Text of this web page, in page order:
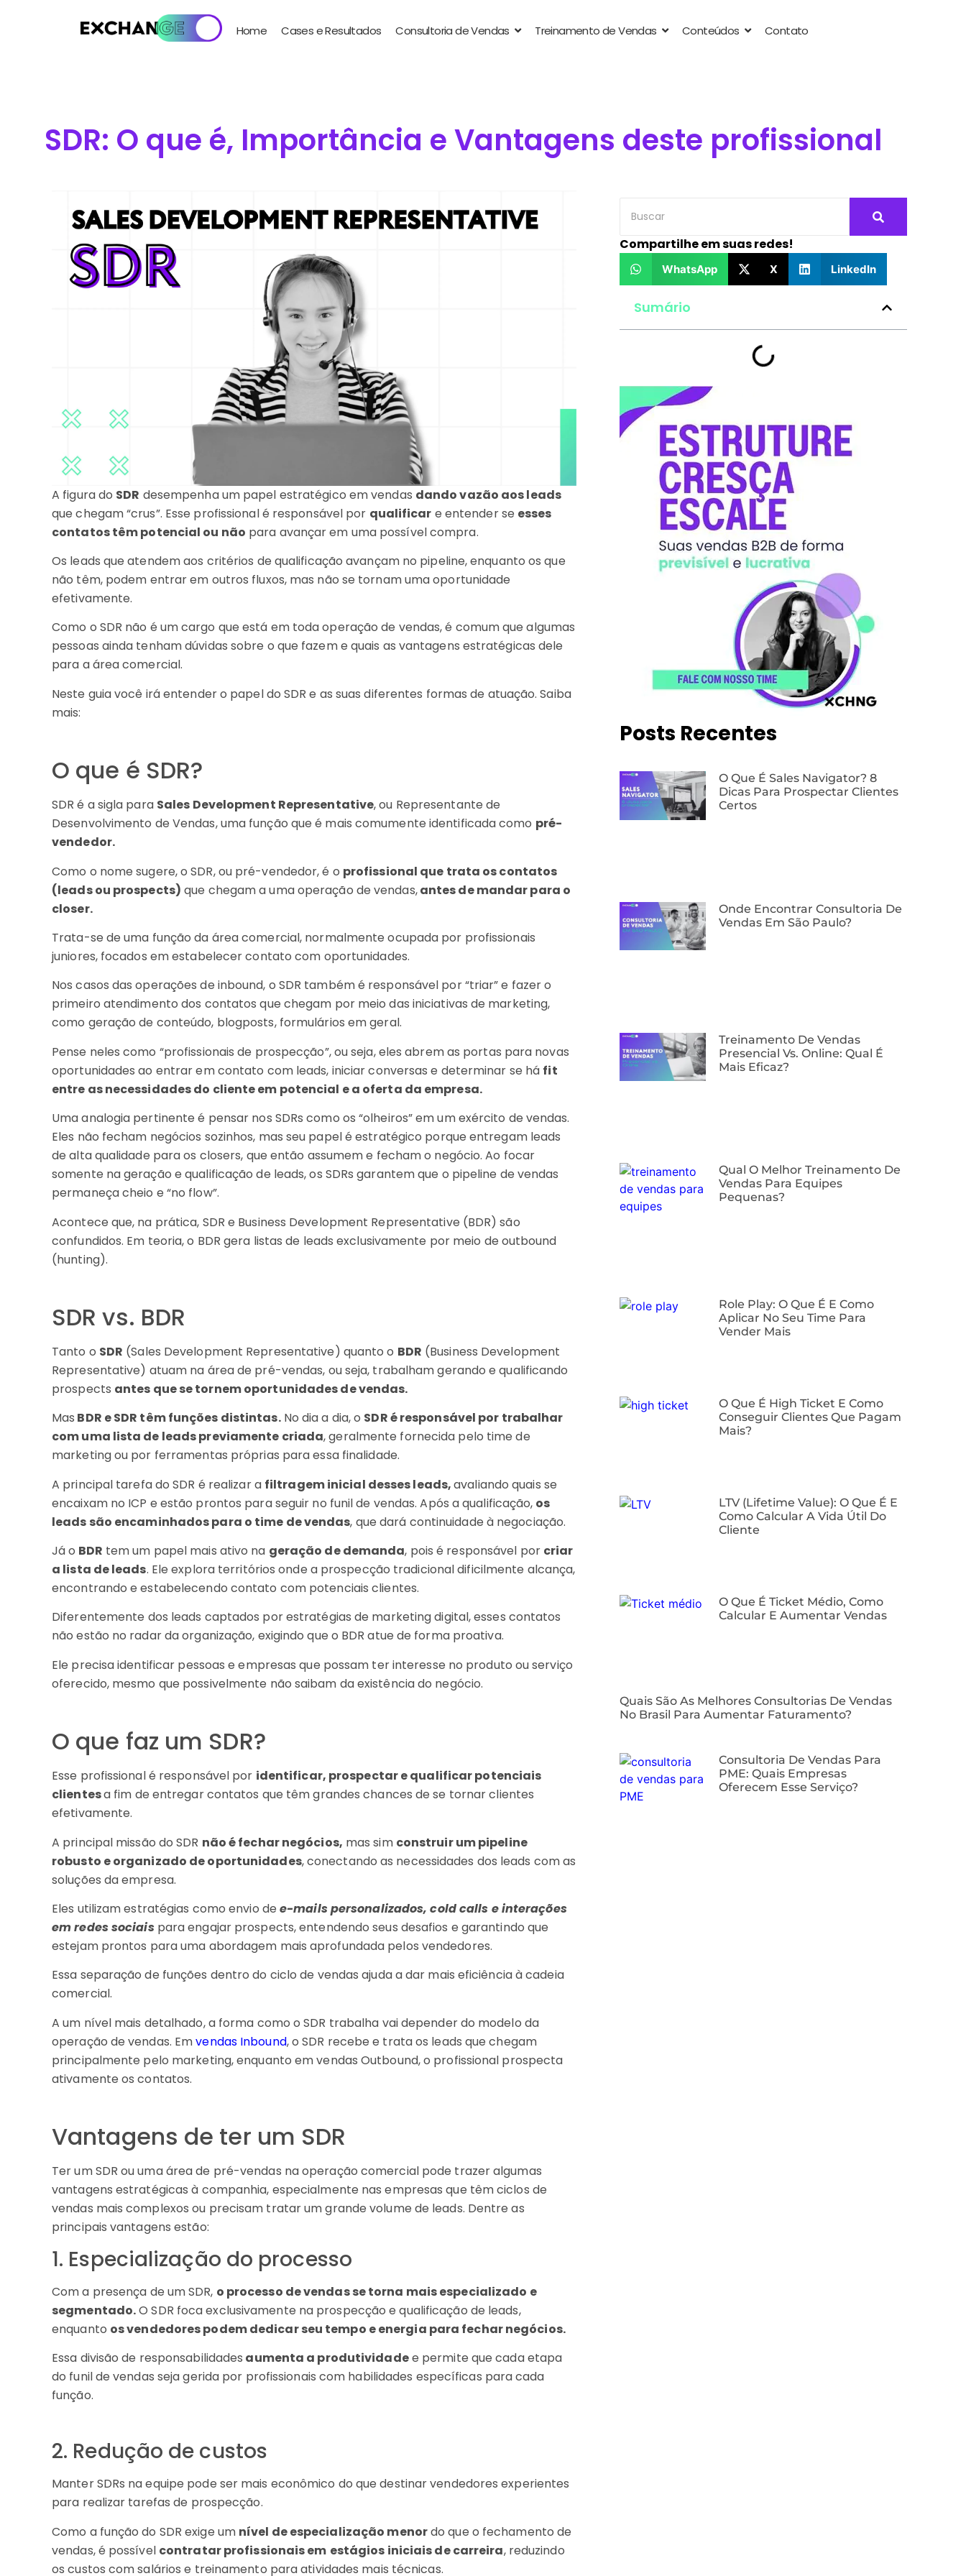
Home Cases e Resultados Consultoria de Vendas Treinamento de Vendas Conteúdos Contato
SDR: O que é, Importância e Vantagens deste profissional
A figura do SDR desempenha um papel estratégico em vendas dando vazão aos leads
que chegam “crus”. Esse profissional é responsável por qualificar e entender se esses
contatos têm potencial ou não para avançar em uma possível compra.
Os leads que atendem aos critérios de qualificação avançam no pipeline, enquanto os que
não têm, podem entrar em outros fluxos, mas não se tornam uma oportunidade
efetivamente.
Como o SDR não é um cargo que está em toda operação de vendas, é comum que algumas
pessoas ainda tenham dúvidas sobre o que fazem e quais as vantagens estratégicas dele
para a área comercial.
Neste guia você irá entender o papel do SDR e as suas diferentes formas de atuação. Saiba
mais:
O que é SDR?
SDR é a sigla para Sales Development Representative, ou Representante de
Desenvolvimento de Vendas, uma função que é mais comumente identificada como pré-
vendedor.
Como o nome sugere, o SDR, ou pré-vendedor, é o profissional que trata os contatos
(leads ou prospects) que chegam a uma operação de vendas,antes de mandar para o
closer.
Trata-se de uma função da área comercial, normalmente ocupada por profissionais
juniores, focados em estabelecer contato com oportunidades.
Nos casos das operações de inbound, o SDR também é responsável por “triar” e fazer o
primeiro atendimento dos contatos que chegam por meio das iniciativas de marketing,
como geração de conteúdo, blogposts, formulários em geral.
Pense neles como “profissionais de prospecção”, ou seja, eles abrem as portas para novas
oportunidades ao entrar em contato com leads, iniciar conversas e determinar se há fit
entre as necessidades do cliente em potencial e a oferta da empresa.
Uma analogia pertinente é pensar nos SDRs como os “olheiros” em um exército de vendas.
Eles não fecham negócios sozinhos, mas seu papel é estratégico porque entregam leads
de alta qualidade para os closers, que então assumem e fecham o negócio. Ao focar
somente na geração e qualificação de leads, os SDRs garantem que o pipeline de vendas
permaneça cheio e “no flow”.
Acontece que, na prática, SDR e Business Development Representative (BDR) são
confundidos. Em teoria, o BDR gera listas de leads exclusivamente por meio de outbound
(hunting).
SDR vs. BDR
Tanto o SDR (Sales Development Representative) quanto o BDR (Business Development
Representative) atuam na área de pré-vendas, ou seja, trabalham gerando e qualificando
prospects antes que se tornem oportunidades de vendas.
Mas BDR e SDR têm funções distintas.No dia a dia, o SDR é responsável por trabalhar
com uma lista de leads previamente criada, geralmente fornecida pelo time de
marketing ou por ferramentas próprias para essa finalidade.
A principal tarefa do SDR é realizar a filtragem inicial desses leads,avaliando quais se
encaixam no ICP e estão prontos para seguir no funil de vendas. Após a qualificação, os
leads são encaminhados para o time de vendas, que dará continuidade à negociação.
Já o BDR tem um papel mais ativo na geração de demanda, pois é responsável por criar
a lista de leads. Ele explora territórios onde a prospecção tradicional dificilmente alcança,
encontrando e estabelecendo contato com potenciais clientes.
Diferentemente dos leads captados por estratégias de marketing digital, esses contatos
não estão no radar da organização, exigindo que o BDR atue de forma proativa.
Ele precisa identificar pessoas e empresas que possam ter interesse no produto ou serviço
oferecido, mesmo que possivelmente não saibam da existência do negócio.
O que faz um SDR?
Esse profissional é responsável por identificar, prospectar e qualificar potenciais
clientesa fim de entregar contatos que têm grandes chances de se tornar clientes
efetivamente.
A principal missão do SDR não é fechar negócios, mas sim construir um pipeline
robusto e organizado de oportunidades, conectando as necessidades dos leads com as
soluções da empresa.
Eles utilizam estratégias como envio de e-mails personalizados, cold calls e interações
em redes sociaispara engajar prospects, entendendo seus desafios e garantindo que
estejam prontos para uma abordagem mais aprofundada pelos vendedores.
Essa separação de funções dentro do ciclo de vendas ajuda a dar mais eficiência à cadeia
comercial.
A um nível mais detalhado, a forma como o SDR trabalha vai depender do modelo da
operação de vendas. Emvendas Inbound, o SDR recebe e trata os leads que chegam
principalmente pelo marketing, enquanto em vendas Outbound, o profissional prospecta
ativamente os contatos.
Vantagens de ter um SDR
Ter um SDR ou uma área de pré-vendas na operação comercial pode trazer algumas
vantagens estratégicas à companhia, especialmente nas empresas que têm ciclos de
vendas mais complexos ou precisam tratar um grande volume de leads. Dentre as
principais vantagens estão:
1. Especialização do processo
Com a presença de um SDR, o processo de vendas se torna mais especializado e
segmentado.O SDR foca exclusivamente na prospecção e qualificação de leads,
enquanto os vendedores podem dedicar seu tempo e energia para fechar negócios.
Essa divisão de responsabilidades aumenta a produtividadee permite que cada etapa
do funil de vendas seja gerida por profissionais com habilidades específicas para cada
função.
2. Redução de custos
Manter SDRs na equipe pode ser mais econômico do que destinar vendedores experientes
para realizar tarefas de prospecção.
Como a função do SDR exige um nível de especialização menordo que o fechamento de
vendas, é possível contratar profissionais em estágios iniciais de carreira, reduzindo
os custos com salários e treinamento para atividades mais técnicas.
Compartilhe em suas redes!
WhatsApp X LinkedIn
Sumário
Posts Recentes
O Que É Sales Navigator? 8
Dicas Para Prospectar Clientes
Certos
Onde Encontrar Consultoria De
Vendas Em São Paulo?
⁠Treinamento De Vendas
Presencial Vs. Online: Qual É
Mais Eficaz?
Qual O Melhor Treinamento De
Vendas Para Equipes
Pequenas?
Role Play: O Que É E Como
Aplicar No Seu Time Para
Vender Mais
O Que É High Ticket E Como
Conseguir Clientes Que Pagam
Mais?
LTV (Lifetime Value): O Que É E
Como Calcular A Vida Útil Do
Cliente
O Que É Ticket Médio, Como
Calcular E Aumentar Vendas
⁠Quais São As Melhores Consultorias De Vendas
No Brasil Para Aumentar Faturamento?
⁠Consultoria De Vendas Para
PME: Quais Empresas
Oferecem Esse Serviço?